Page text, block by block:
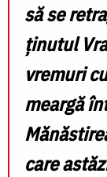
să se
ținutul
vremuri
meargă
care